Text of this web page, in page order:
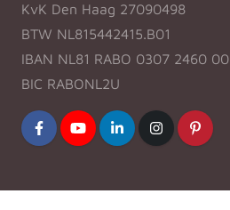
KvK Den Haag 27090498
BTW NL815442415.B01
IBAN NL81 RABO 0307 2460 00
BIC RABONL2U